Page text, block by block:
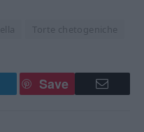
Torte chetogeniche
Save
Email